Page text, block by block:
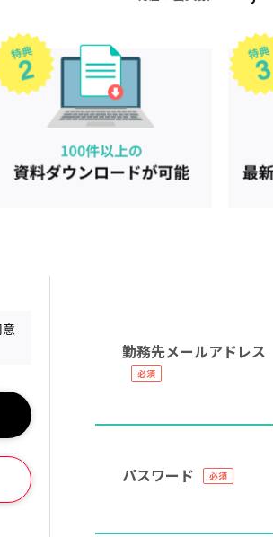
勤務先メールアドレス
パスワード